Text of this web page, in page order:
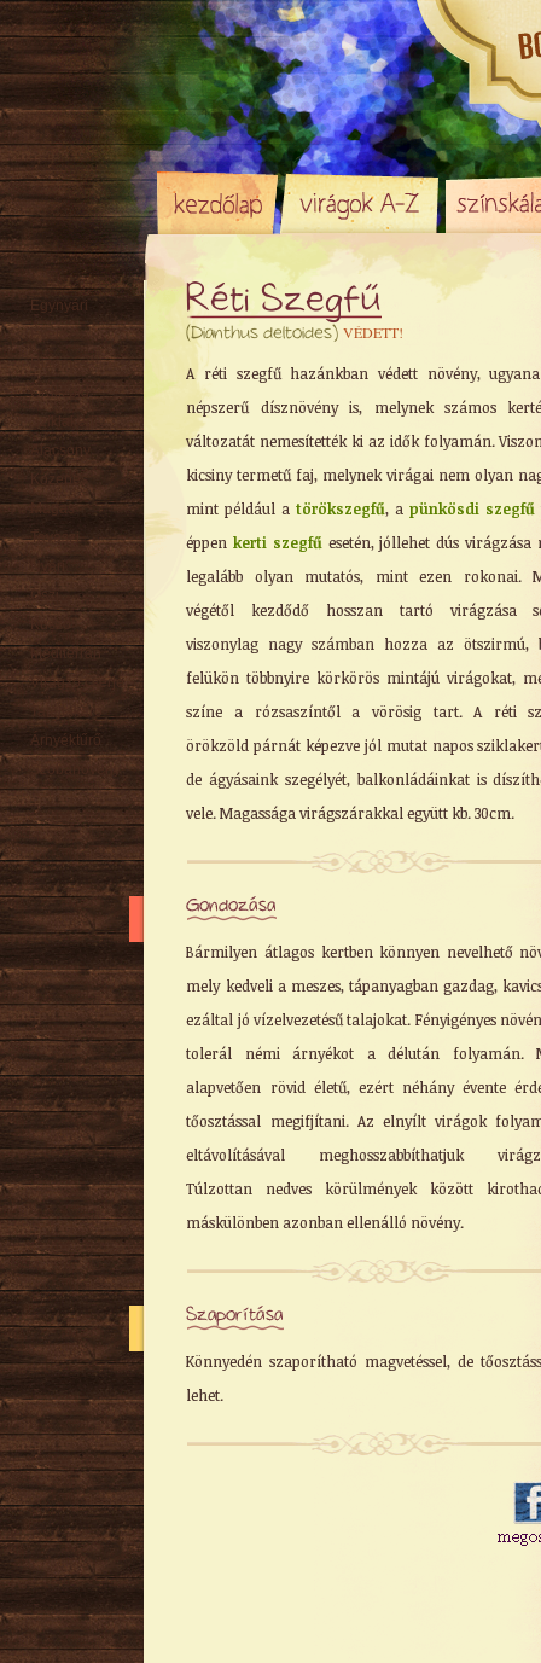
Réti Szegfű
(Dianthus deltoides)VÉDETT!
A réti szegfű hazánkban védett növény,
népszerű dísznövény is, melynek számos
változatát nemesítették ki az idők folyamán.
kicsiny termetű faj, melynek virágai nem olyan
mint például atörökszegfű, apünkösdi szegfű
éppenkerti szegfű esetén, jóllehet dús virágzása
legalább olyan mutatós, mint ezen rokonai.
végétől kezdődő hosszan tartó virágzása
viszonylag nagy számban hozza az ötszirmú,
felükön többnyire körkörös mintájú virágokat,
színe a rózsaszíntől a vörösig tart. A réti
örökzöld párnát képezve jól mutat napos
de ágyásaink szegélyét, balkonládáinkat is
vele. Magassága virágszárakkal együtt kb. 30cm.
Gondozása
Bármilyen átlagos kertben könnyen nevelhető
mely kedveli a meszes, tápanyagban gazdag,
ezáltal jó vízelvezetésű talajokat. Fényigényes
tolerál némi árnyékot a délután folyamán.
alapvetően rövid életű, ezért néhány évente
tőosztással megifjítani. Az elnyílt virágok
eltávolításával meghosszabbíthatjuk
Túlzottan nedves körülmények között
máskülönben azonban ellenálló növény.
Szaporítása
Könnyedén szaporítható magvetéssel, de
lehet.
Egynyári
Évelő
Rizómás
Örökzöld
Sziklakerti
Alacsony
Közepes
Magas
Tavaszi
Őszi
Kúszó
Mediterrán
Virágzó cserje
Talajtakaró
Árnyéktűrő
Szobanövény